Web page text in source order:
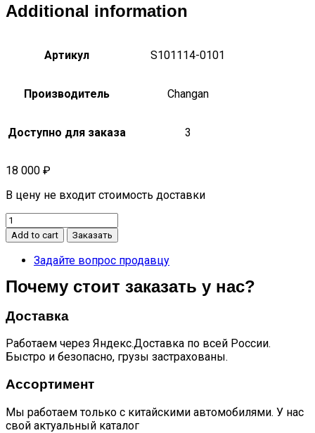
Additional information
Артикул S101114-0101
Производитель Changan
Доступно для заказа 3
18 000 ₽
В цену не входит стоимость доставки
Стекло
лобовое
CS35
с
уплотнительными
резинками
и
местом
под
датчик
дождя)
-
ОРИГИНАЛ
quantity
Add to cart Заказать
Задайте вопрос продавцу
Почему стоит заказать у нас?
Доставка
Работаем через Яндекс.Доставка по всей России.
Быстро и безопасно, грузы застрахованы.
Ассортимент
Мы работаем только с китайскими автомобилями. У нас
свой актуальный каталог